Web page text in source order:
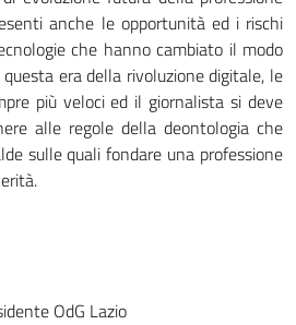
anche le opportunità ed i rischi
che hanno cambiato il modo
era della rivoluzione digitale, le
più veloci ed il giornalista si deve
alle regole della deontologia che
sulle quali fondare una professione
OdG Lazio